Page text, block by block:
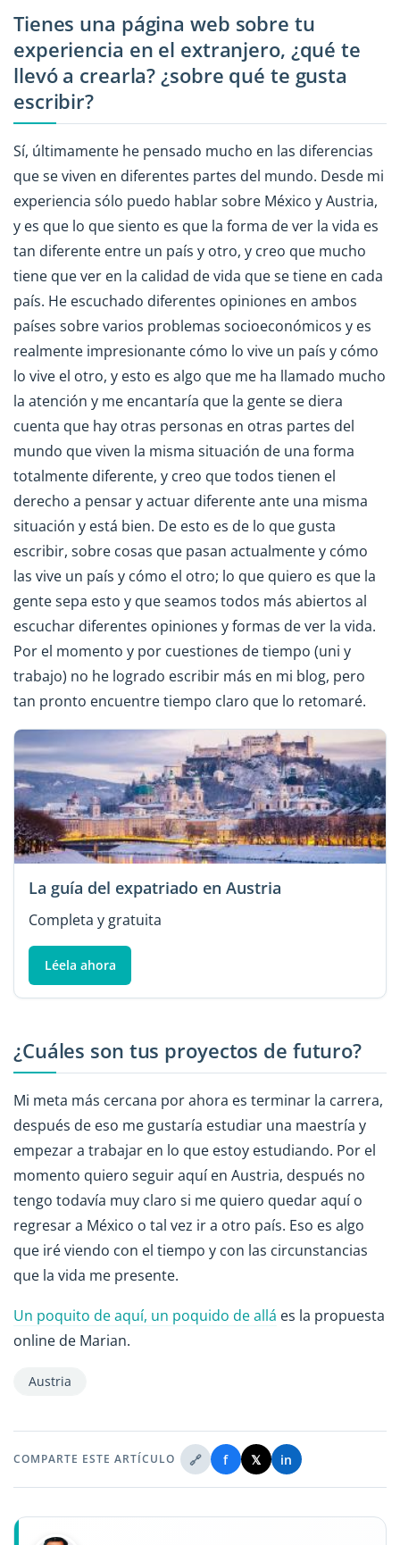
Tienes una página web sobre tu
experiencia en el extranjero, ¿qué te
llevó a crearla? ¿sobre qué te gusta
escribir?
Sí, últimamente he pensado mucho en las diferencias
que se viven en diferentes partes del mundo. Desde mi
experiencia sólo puedo hablar sobre México y Austria,
y es que lo que siento es que la forma de ver la vida es
tan diferente entre un país y otro, y creo que mucho
tiene que ver en la calidad de vida que se tiene en cada
país. He escuchado diferentes opiniones en ambos
países sobre varios problemas socioeconómicos y es
realmente impresionante cómo lo vive un país y cómo
lo vive el otro, y esto es algo que me ha llamado mucho
la atención y me encantaría que la gente se diera
cuenta que hay otras personas en otras partes del
mundo que viven la misma situación de una forma
totalmente diferente, y creo que todos tienen el
derecho a pensar y actuar diferente ante una misma
situación y está bien. De esto es de lo que gusta
escribir, sobre cosas que pasan actualmente y cómo
las vive un país y cómo el otro; lo que quiero es que la
gente sepa esto y que seamos todos más abiertos al
escuchar diferentes opiniones y formas de ver la vida.
Por el momento y por cuestiones de tiempo (uni y
trabajo) no he logrado escribir más en mi blog, pero
tan pronto encuentre tiempo claro que lo retomaré.
La guía del expatriado en Austria
Completa y gratuita
Léela ahora
¿Cuáles son tus proyectos de futuro?
Mi meta más cercana por ahora es terminar la carrera,
después de eso me gustaría estudiar una maestría y
empezar a trabajar en lo que estoy estudiando. Por el
momento quiero seguir aquí en Austria, después no
tengo todavía muy claro si me quiero quedar aquí o
regresar a México o tal vez ir a otro país. Eso es algo
que iré viendo con el tiempo y con las circunstancias
que la vida me presente.
Un poquito de aquí, un poquido de allá es la propuesta
online de Marian.
Austria
COMPARTE ESTE ARTÍCULO 🔗 f 𝕏 in